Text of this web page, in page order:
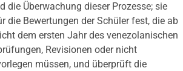
die Überwachung dieser Prozesse; sie
die Bewertungen der Schüler fest, die ab
dem ersten Jahr des venezolanischen
Revisionen oder nicht
müssen, und überprüft die